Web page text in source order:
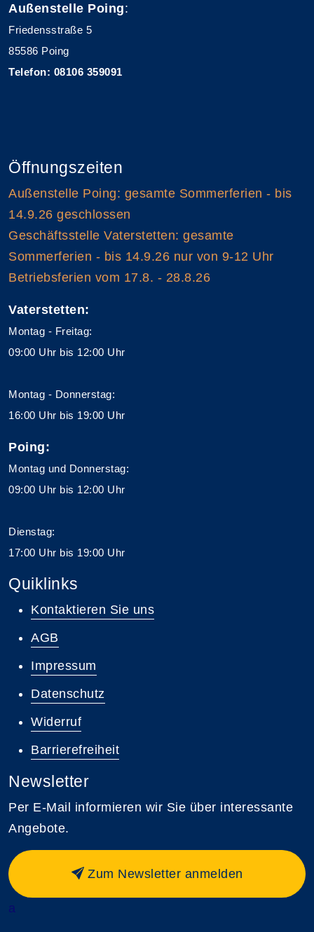
Außenstelle Poing:
Friedensstraße 5
85586 Poing
Telefon: 08106 359091
Öffnungszeiten
Außenstelle Poing: gesamte Sommerferien - bis
14.9.26 geschlossen
Geschäftsstelle Vaterstetten: gesamte
Sommerferien - bis 14.9.26 nur von 9-12 Uhr
Betriebsferien vom 17.8. - 28.8.26
Vaterstetten:
Montag - Freitag:
09:00 Uhr bis 12:00 Uhr
Montag - Donnerstag:
16:00 Uhr bis 19:00 Uhr
Poing:
Montag und Donnerstag:
09:00 Uhr bis 12:00 Uhr
Dienstag:
17:00 Uhr bis 19:00 Uhr
Quiklinks
Kontaktieren Sie uns
AGB
Impressum
Datenschutz
Widerruf
Barrierefreiheit
Newsletter
Per E-Mail informieren wir Sie über interessante
Angebote.
Zum Newsletter anmelden
a